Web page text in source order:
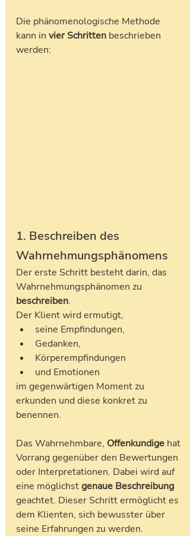
Die phänomenologische Methode
kann in vier Schritten beschrieben
werden:
1. Beschreiben des
Wahrnehmungsphänomens
Der erste Schritt besteht darin, das
Wahrnehmungsphänomen zu
beschreiben.
Der Klient wird ermutigt,
seine Empfindungen,
Gedanken,
Körperempfindungen
und Emotionen
im gegenwärtigen Moment zu
erkunden und diese konkret zu
benennen.
Das Wahrnehmbare, Offenkundige hat
Vorrang gegenüber den Bewertungen
oder Interpretationen. Dabei wird auf
eine möglichst genaue Beschreibung
geachtet. Dieser Schritt ermöglicht es
dem Klienten, sich bewusster über
seine Erfahrungen zu werden.